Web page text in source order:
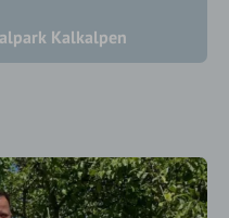
Kalkalpen